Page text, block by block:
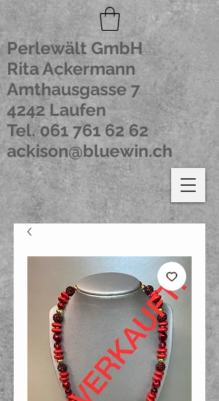
Perlewält GmbH
Rita Ackermann
Amthausgasse 7
4242 Laufen
Tel.061 761 62 62
ackison@bluewin.ch